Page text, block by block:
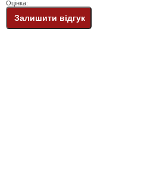
Оцінка:
Залишити відгук